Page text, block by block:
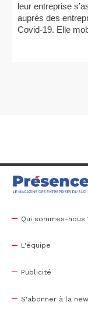
leur entreprise
auprès des
Covid-19. Elle
Qui sommes-nous
L'équipe
Publicité
S'abonner à la